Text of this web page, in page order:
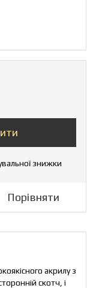
знижки
Порівняти
акрилу з
скотч, і